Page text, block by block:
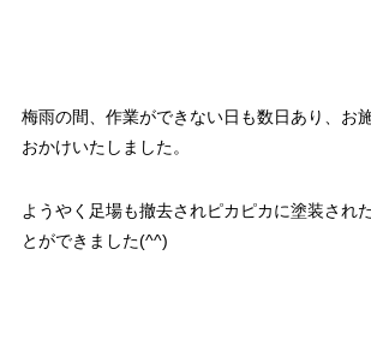
梅雨の間、作業ができない日も数日あり、お
おかけいたしました。
ようやく足場も撤去されピカピカに塗装され
とができました(^^)